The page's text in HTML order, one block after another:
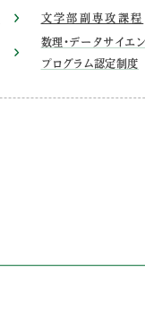
文学部副専攻課程
数理・データサイエ
プログラム認定制度